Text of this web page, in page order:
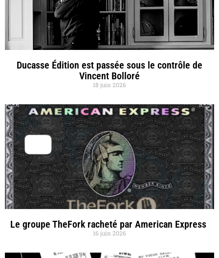
Ducasse Édition est passée sous le contrôle de
Vincent Bolloré
18 juin 2026
Le groupe TheFork racheté par American Express
16 juin 2026